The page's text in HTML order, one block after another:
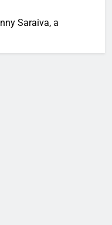
Saraiva, a